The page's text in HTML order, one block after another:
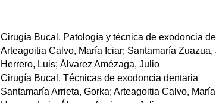
Cirugía Bucal. Patología y técnica de exodoncia
Arteagoitia Calvo, María Iciar; Santamaría
Herrero, Luis; Álvarez Amézaga, Julio
Cirugía Bucal. Técnicas de exodoncia dentaria
Santamaría Arrieta, Gorka; Arteagoitia Calvo,